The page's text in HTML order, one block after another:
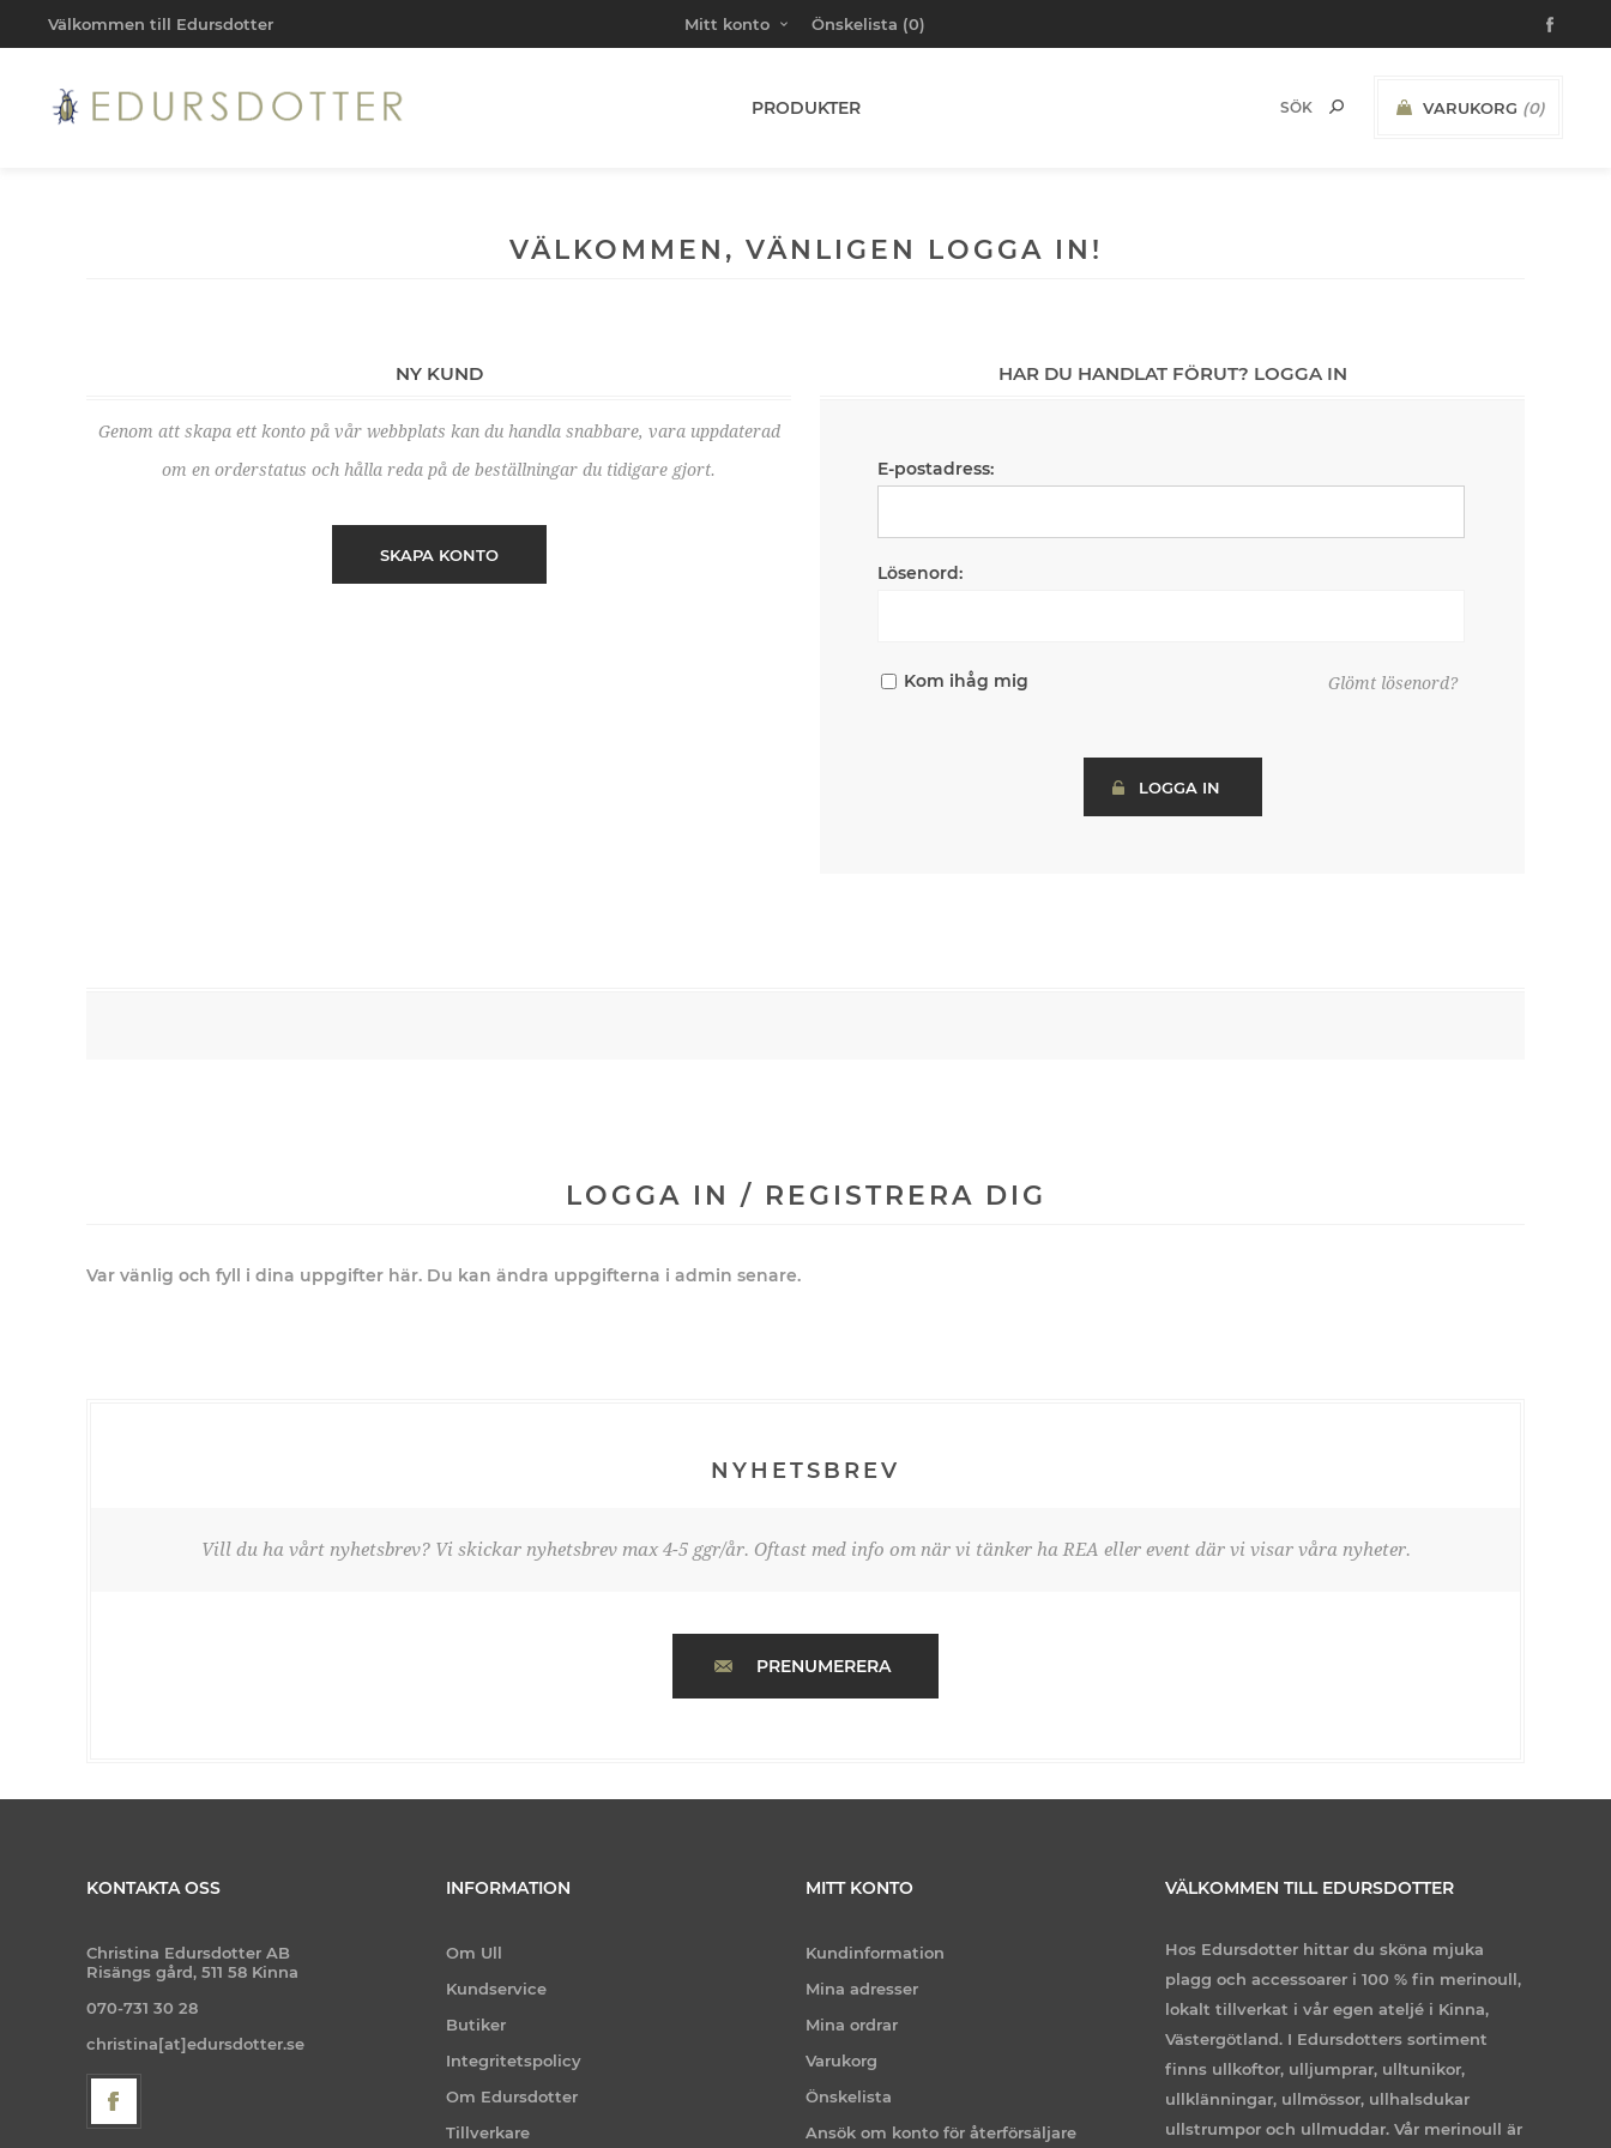
Välkommen till Edursdotter Mitt konto Önskelista (0)
VARUKORG (0)
PRODUKTER
VÄLKOMMEN, VÄNLIGEN LOGGA IN!
NY KUND
Genom att skapa ett konto på vår webbplats kan du handla snabbare, vara uppdaterad
om en orderstatus och hålla reda på de beställningar du tidigare gjort.
SKAPA KONTO
HAR DU HANDLAT FÖRUT? LOGGA IN
E-postadress:
Lösenord:
Kom ihåg mig Glömt lösenord?
LOGGA IN
LOGGA IN / REGISTRERA DIG
Var vänlig och fyll i dina uppgifter här. Du kan ändra uppgifterna i admin senare.
NYHETSBREV
Vill du ha vårt nyhetsbrev? Vi skickar nyhetsbrev max 4-5 ggr/år. Oftast med info om när vi tänker ha REA eller event där vi visar våra nyheter.
PRENUMERERA
KONTAKTA OSS
Christina Edursdotter AB
Risängs gård, 511 58 Kinna
070-731 30 28
christina[at]edursdotter.se
INFORMATION
Om Ull
Kundservice
Butiker
Integritetspolicy
Om Edursdotter
Tillverkare
MITT KONTO
Kundinformation
Mina adresser
Mina ordrar
Varukorg
Önskelista
Ansök om konto för återförsäljare
VÄLKOMMEN TILL EDURSDOTTER
Hos Edursdotter hittar du sköna mjuka
plagg och accessoarer i 100 % fin merinoull,
lokalt tillverkat i vår egen ateljé i Kinna,
Västergötland. I Edursdotters sortiment
finns ullkoftor, ulljumprar, ulltunikor,
ullklänningar, ullmössor, ullhalsdukar
ullstrumpor och ullmuddar. Vår merinoull är